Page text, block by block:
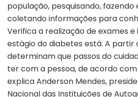
população, pesquisando,
coletando informações para
Verifica a realização de exames
estágio do diabetes está. A partir
determinam que passos do
ter com a pessoa, de acordo com
explica Anderson Mendes,
Nacional das Instituições de